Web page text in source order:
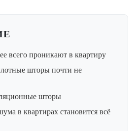
всего проникают в квартиру
шторы почти не
шторы
в квартирах становится всё